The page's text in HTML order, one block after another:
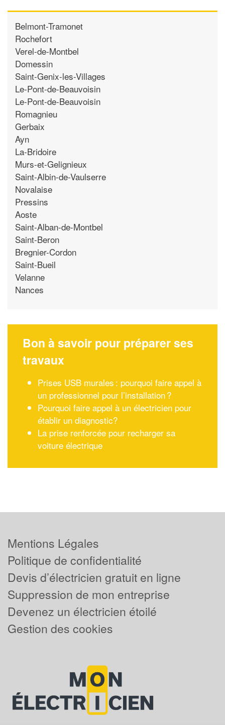
Belmont-Tramonet
Rochefort
Verel-de-Montbel
Domessin
Saint-Genix-les-Villages
Le-Pont-de-Beauvoisin
Le-Pont-de-Beauvoisin
Romagnieu
Gerbaix
Ayn
La-Bridoire
Murs-et-Gelignieux
Saint-Albin-de-Vaulserre
Novalaise
Pressins
Aoste
Saint-Alban-de-Montbel
Saint-Beron
Bregnier-Cordon
Saint-Bueil
Velanne
Nances
Bon à savoir pour préparer ses
travaux
Prises USB murales : pourquoi faire appel à
un professionnel pour l’installation ?
Pourquoi faire appel à un électricien pour
établir un diagnostic?
La prise renforcée pour recharger sa
voiture électrique
Mentions Légales
Politique de confidentialité
Devis d’électricien gratuit en ligne
Suppression de mon entreprise
Devenez un électricien étoilé
Gestion des cookies